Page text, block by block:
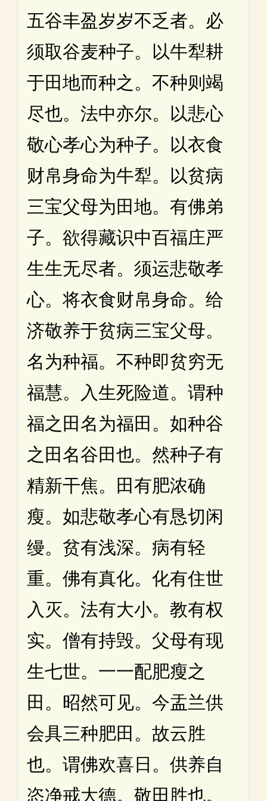
五谷丰盈岁岁不乏者。必
须取谷麦种子。以牛犁耕
于田地而种之。不种则竭
尽也。法中亦尔。以悲心
敬心孝心为种子。以衣食
财帛身命为牛犁。以贫病
三宝父母为田地。有佛弟
子。欲得藏识中百福庄严
生生无尽者。须运悲敬孝
心。将衣食财帛身命。给
济敬养于贫病三宝父母。
名为种福。不种即贫穷无
福慧。入生死险道。谓种
福之田名为福田。如种谷
之田名谷田也。然种子有
精新干焦。田有肥浓确
瘦。如悲敬孝心有恳切闲
缦。贫有浅深。病有轻
重。佛有真化。化有住世
入灭。法有大小。教有权
实。僧有持毁。父母有现
生七世。一一配肥瘦之
田。昭然可见。今盂兰供
会具三种肥田。故云胜
也。谓佛欢喜日。供养自
恣净戒大德。敬田胜也。